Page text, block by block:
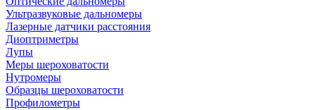
Ультразвуковые дальномеры
Лазерные датчики расстояния
Диоптриметры
Лупы
Меры шероховатости
Нутромеры
Образцы шероховатости
Профилометры